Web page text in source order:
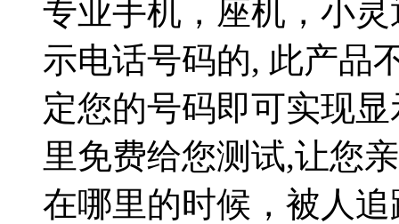
专业手机，座机，小
示电话号码的, 此产品
定您的号码即可实现
里免费给您测试,让您
在哪里的时候，被人